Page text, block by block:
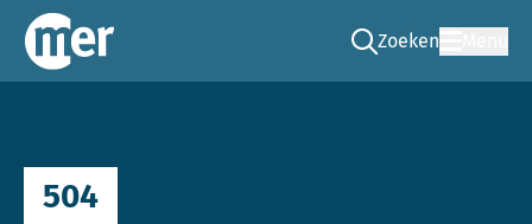
Commissie mer
Zoeken
Ga naar de zoek
504